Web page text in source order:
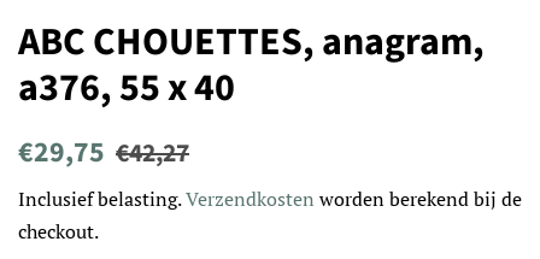
ABC CHOUETTES, anagram,
a376, 55 x 40
Normale
€29,75 Aanbiedingsprijs
€42,27
Inclusief belasting.Verzendkosten worden berekend bij de
checkout.